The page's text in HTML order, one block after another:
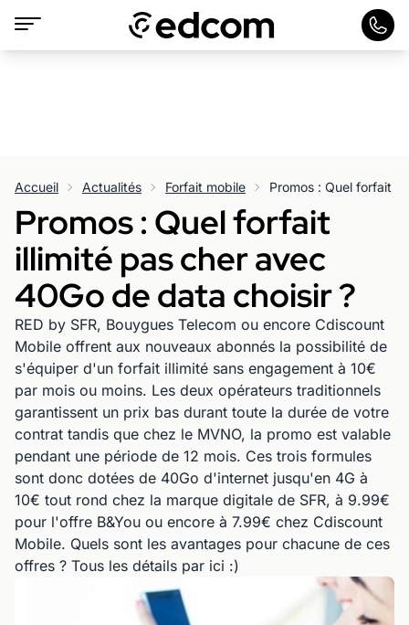
Accueil Actualités Forfait mobile
Promos : Quel forfait
illimité pas cher avec
40Go de data choisir ?
RED by SFR, Bouygues Telecom ou encore Cdiscount
Mobile offrent aux nouveaux abonnés la possibilité de
s'équiper d'un forfait illimité sans engagement à 10€
par mois ou moins. Les deux opérateurs traditionnels
garantissent un prix bas durant toute la durée de votre
contrat tandis que chez le MVNO, la promo est valable
pendant une période de 12 mois. Ces trois formules
sont donc dotées de 40Go d'internet jusqu'en 4G à
10€ tout rond chez la marque digitale de SFR, à 9.99€
pour l'offre B&You ou encore à 7.99€ chez Cdiscount
Mobile. Quels sont les avantages pour chacune de ces
offres ? Tous les détails par ici :)